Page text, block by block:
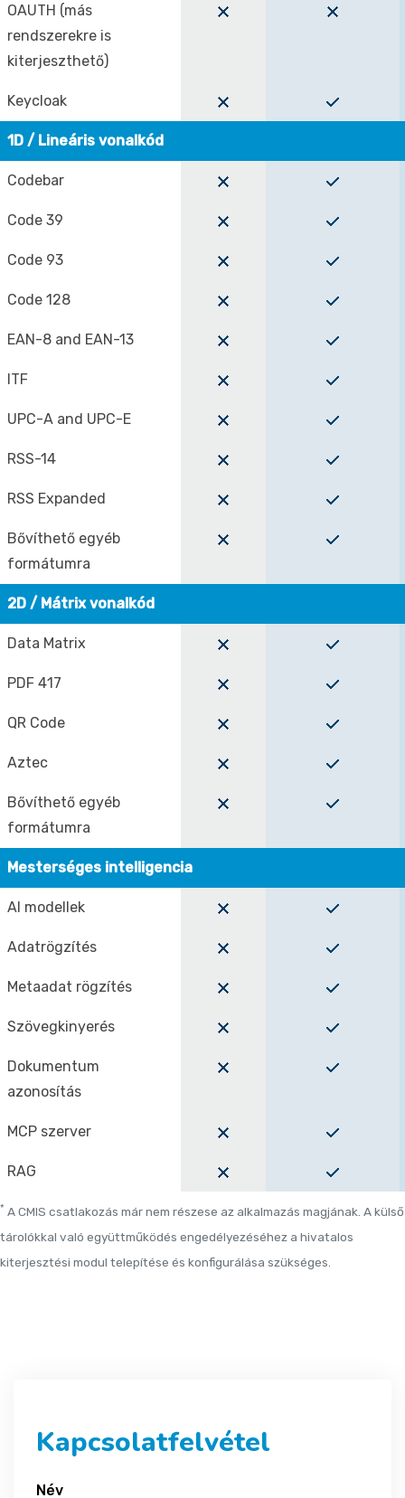
OAUTH (más
rendszerekre is
kiterjeszthető)
Keycloak
1D / Lineáris vonalkód
Codebar
Code 39
Code 93
Code 128
EAN-8 and EAN-13
ITF
UPC-A and UPC-E
RSS-14
RSS Expanded
Bővíthető egyéb
formátumra
2D / Mátrix vonalkód
Data Matrix
PDF 417
QR Code
Aztec
Bővíthető egyéb
formátumra
Mesterséges intelligencia
AI modellek
Adatrögzítés
Metaadat rögzítés
Szövegkinyerés
Dokumentum
azonosítás
MCP szerver
RAG
* A CMIS csatlakozás már nem részese az alkalmazás magjának. A külső
tárolókkal való együttműködés engedélyezéséhez a hivatalos
kiterjesztési modul telepítése és konfigurálása szükséges.
Kapcsolatfelvétel
Név